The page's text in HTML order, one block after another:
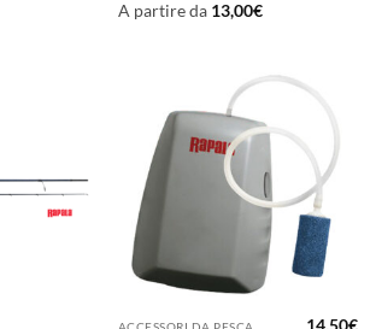
A partire da 13,00€